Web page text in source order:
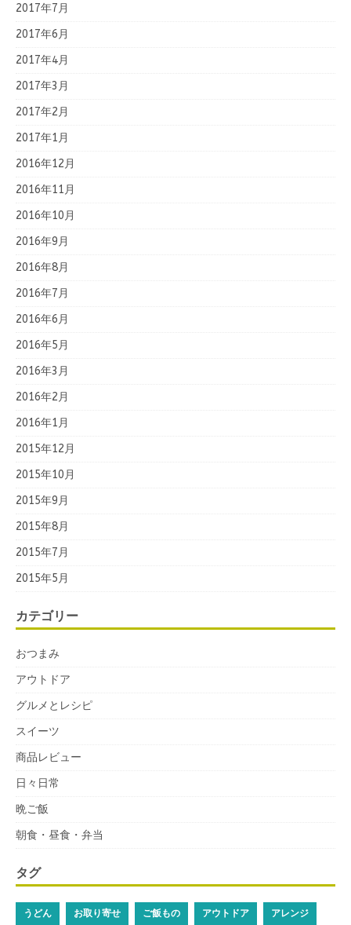
2017年7月
2017年6月
2017年4月
2017年3月
2017年2月
2017年1月
2016年12月
2016年11月
2016年10月
2016年9月
2016年8月
2016年7月
2016年6月
2016年5月
2016年3月
2016年2月
2016年1月
2015年12月
2015年10月
2015年9月
2015年8月
2015年7月
2015年5月
カテゴリー
おつまみ
アウトドア
グルメとレシピ
スイーツ
商品レビュー
日々日常
晩ご飯
朝食・昼食・弁当
タグ
うどん お取り寄せ ご飯もの アウトドア アレンジ